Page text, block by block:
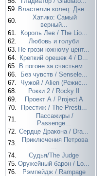
59. Властелин колец: Две...
60.
Хатико: Самый
верный...
61.
Король Лев / The Lio...
62.
Любовь и голуби
63. Не грози южному цент...
64. Крепкий орешек 4 / D...
65. В погоне за счастьем...
66.
Без чувств / Sensele...
67.
Чужой / Alien (Режис...
68.
Рокки 2 / Rocky II
69.
Проект А / Project A
70.
Престиж / The Presti...
71.
Пассажиры /
Passenge...
72. Сердце Дракона / Dra...
73.
Приключения Петрова
...
74.
Судья/The Judge
75. Оружейный барон / Lo...
76.
Рэмпейдж / Rampage